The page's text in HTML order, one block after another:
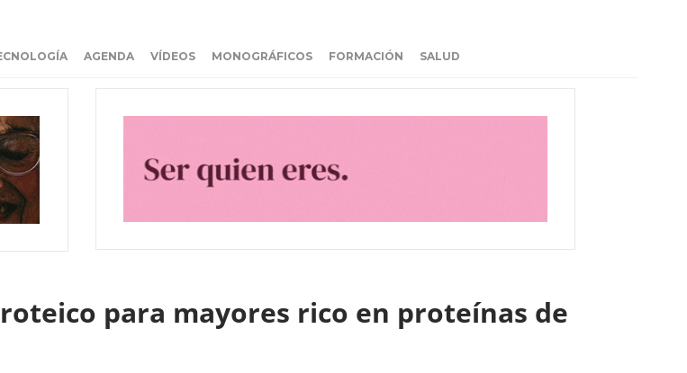
AGENDA VÍDEOS MONOGRÁFICOS FORMACIÓN SALUD
para mayores rico en proteínas de